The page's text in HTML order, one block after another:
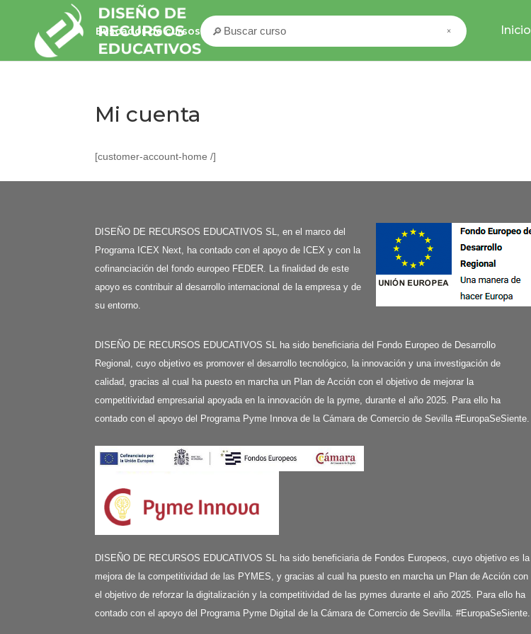
Buscador de cursos 🔎 × Inicio
Mi cuenta
[customer-account-home /]
DISEÑO DE RECURSOS EDUCATIVOS SL, en el marco del
Programa ICEX Next, ha contado con el apoyo de ICEX y con la
cofinanciación del fondo europeo FEDER. La finalidad de este
apoyo es contribuir al desarrollo internacional de la empresa y de
su entorno.
DISEÑO DE RECURSOS EDUCATIVOS SL ha sido beneficiaria del Fondo Europeo de Desarrollo
Regional, cuyo objetivo es promover el desarrollo tecnológico, la innovación y una investigación de
calidad, gracias al cual ha puesto en marcha un Plan de Acción con el objetivo de mejorar la
competitividad empresarial apoyada en la innovación de la pyme, durante el año 2025. Para ello ha
contado con el apoyo del Programa Pyme Innova de la Cámara de Comercio de Sevilla #EuropaSeSiente.
DISEÑO DE RECURSOS EDUCATIVOS SL ha sido beneficiaria de Fondos Europeos, cuyo objetivo es la
mejora de la competitividad de las PYMES, y gracias al cual ha puesto en marcha un Plan de Acción con
el objetivo de reforzar la digitalización y la competitividad de las pymes durante el año 2025. Para ello ha
contado con el apoyo del Programa Pyme Digital de la Cámara de Comercio de Sevilla. #EuropaSeSiente.